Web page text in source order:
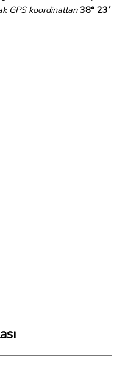
GPS koordinatları38° 23´